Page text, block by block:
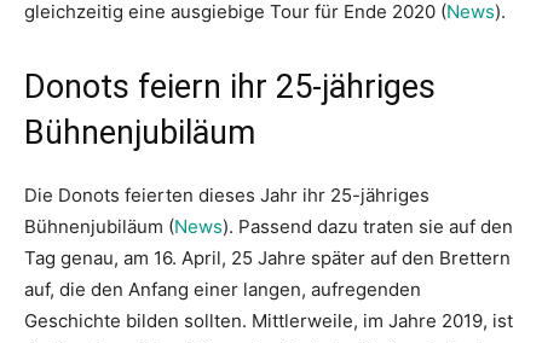
gleichzeitig eine ausgiebige Tour für Ende 2020 (News).
Donots feiern ihr 25-jähriges
Bühnenjubiläum
Die Donots feierten dieses Jahr ihr 25-jähriges
Bühnenjubiläum (News). Passend dazu traten sie auf den
Tag genau, am 16. April, 25 Jahre später auf den Brettern
auf, die den Anfang einer langen, aufregenden
Geschichte bilden sollten. Mittlerweile, im Jahre 2019, ist